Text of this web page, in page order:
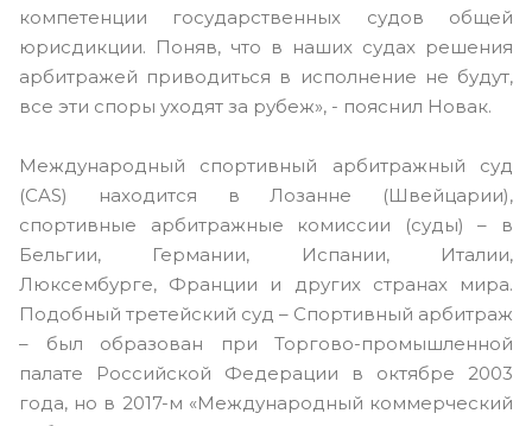
компетенции государственных судов общей
юрисдикции. Поняв, что в наших судах решения
арбитражей приводиться в исполнение не будут,
все эти споры уходят за рубеж», - пояснил Новак.
Международный спортивный арбитражный суд
(CAS) находится в Лозанне (Швейцарии),
спортивные арбитражные комиссии (суды) – в
Бельгии, Германии, Испании, Италии,
Люксембурге, Франции и других странах мира.
Подобный третейский суд – Спортивный арбитраж
– был образован при Торгово-промышленной
палате Российской Федерации в октябре 2003
года, но в 2017-м «Международный коммерческий